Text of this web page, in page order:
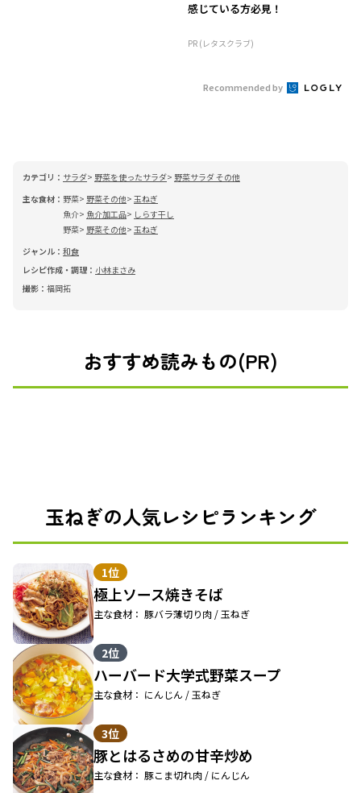
感じている方必見！
PR (レタスクラブ)
Recommended by
カテゴリ： サラダ 野菜を使ったサラダ
野菜サラダ その他
主な食材： 野菜 野菜その他
玉ねぎ
魚介
魚介加工品
しらす干し
野菜
野菜その他
玉ねぎ
ジャンル： 和食
レシピ作成・調理： 小林まさみ
撮影： 福岡拓
おすすめ読みもの(PR)
玉ねぎの人気レシピランキング
1位
極上ソース焼きそば
主な食材： 豚バラ薄切り肉 / 玉ねぎ
2位
ハーバード大学式野菜スープ
主な食材： にんじん / 玉ねぎ
3位
豚とはるさめの甘辛炒め
主な食材： 豚こま切れ肉 / にんじん